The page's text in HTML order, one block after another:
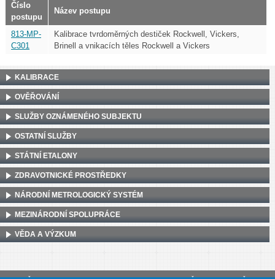
Číslo
postupu
Název postupu
813-MP-
C301
Kalibrace tvrdoměrných destiček Rockwell, Vickers,
Brinell a vnikacích těles Rockwell a Vickers
KALIBRACE
OVĚŘOVÁNÍ
SLUŽBY OZNÁMENÉHO SUBJEKTU
OSTATNÍ SLUŽBY
STÁTNÍ ETALONY
ZDRAVOTNICKÉ PROSTŘEDKY
NÁRODNÍ METROLOGICKÝ SYSTÉM
MEZINÁRODNÍ SPOLUPRÁCE
VĚDA A VÝZKUM